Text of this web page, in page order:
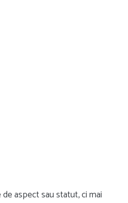
aspect sau statut, ci mai